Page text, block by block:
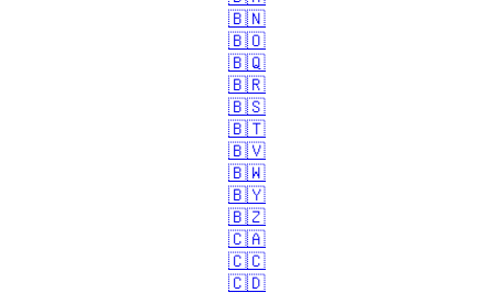
🇧🇳
🇧🇴
🇧🇶
🇧🇷
🇧🇸
🇧🇹
🇧🇻
🇧🇼
🇧🇾
🇧🇿
🇨🇦
🇨🇨
🇨🇩